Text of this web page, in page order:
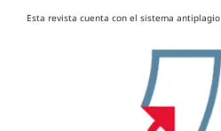
Esta revista cuenta con el sistema antiplagio